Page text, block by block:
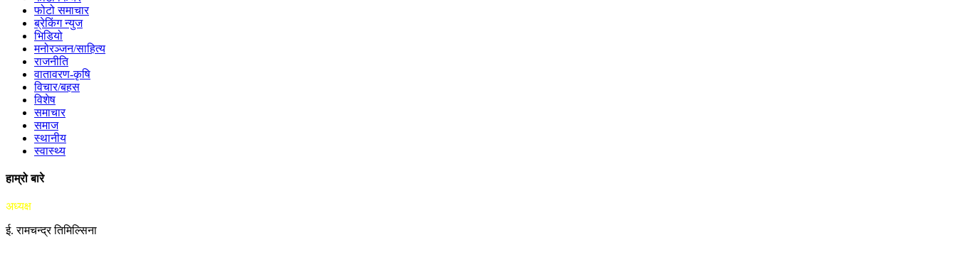
फोटो समाचार
ब्रेकिंग न्युज
भिडियो
मनोरञ्जन/साहित्य
राजनीति
वातावरण-कृषि
विचार/बहस
विशेष
समाचार
समाज
स्थानीय
स्वास्थ्य
हाम्रो बारे
अध्यक्ष
ई. रामचन्द्र तिमिल्सिना